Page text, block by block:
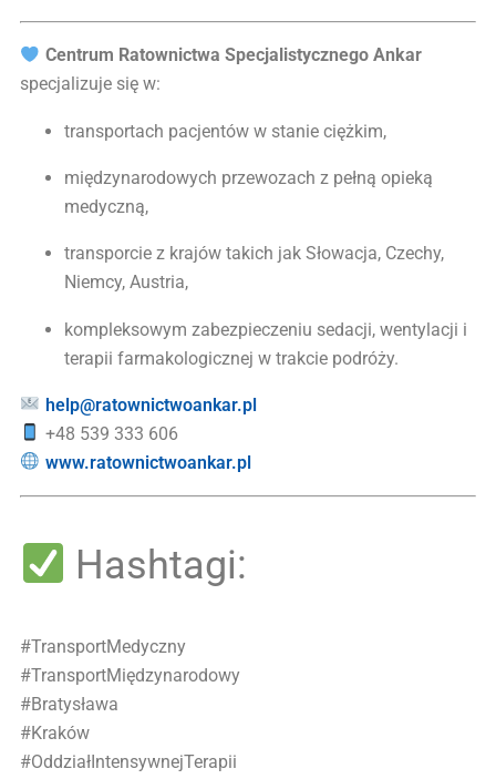
Centrum Ratownictwa Specjalistycznego Ankar
specjalizuje się w:
transportach pacjentów w stanie ciężkim,
międzynarodowych przewozach z pełną opieką
medyczną,
transporcie z krajów takich jak Słowacja, Czechy,
Niemcy, Austria,
kompleksowym zabezpieczeniu sedacji, wentylacji i
terapii farmakologicznej w trakcie podróży.
help@ratownictwoankar.pl
+48 539 333 606
www.ratownictwoankar.pl
Hashtagi:
#TransportMedyczny
#TransportMiędzynarodowy
#Bratysława
#Kraków
#OddziałIntensywnejTerapii